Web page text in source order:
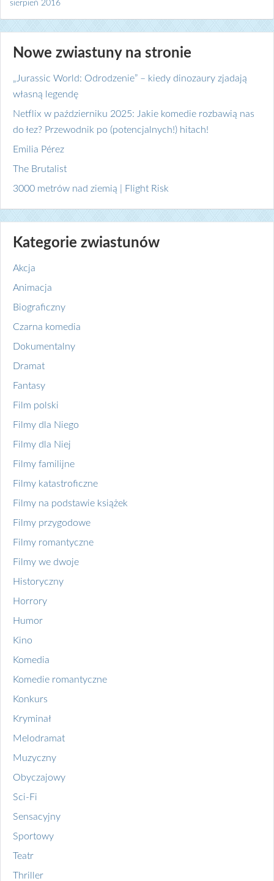
sierpień 2016
Nowe zwiastuny na stronie
„Jurassic World: Odrodzenie” – kiedy dinozaury zjadają
własną legendę
Netflix w październiku 2025: Jakie komedie rozbawią nas
do łez? Przewodnik po (potencjalnych!) hitach!
Emilia Pérez
The Brutalist
3000 metrów nad ziemią | Flight Risk
Kategorie zwiastunów
Akcja
Animacja
Biograficzny
Czarna komedia
Dokumentalny
Dramat
Fantasy
Film polski
Filmy dla Niego
Filmy dla Niej
Filmy familijne
Filmy katastroficzne
Filmy na podstawie książek
Filmy przygodowe
Filmy romantyczne
Filmy we dwoje
Historyczny
Horrory
Humor
Kino
Komedia
Komedie romantyczne
Konkurs
Kryminał
Melodramat
Muzyczny
Obyczajowy
Sci-Fi
Sensacyjny
Sportowy
Teatr
Thriller